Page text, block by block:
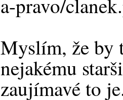
a-pravo/
Myslím, že by
nejakému
zaujímavé to